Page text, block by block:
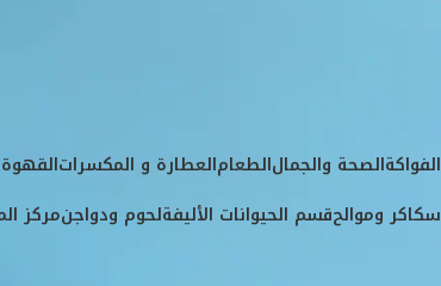
الصحة والجمالالطعامالعطارة و المكسرات
سكاكر وموالحقسم الحيوانات الأليفةلحوم ودواجنمركز